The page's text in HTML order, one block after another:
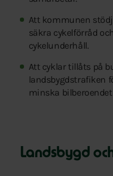
Att kommunen
säkra cykelförråd
cykelunderhåll.
Att cyklar tillåts på
landsbygdstrafiken
minska
Landsbygd